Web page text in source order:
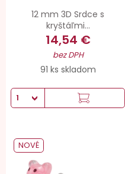
12 mm 3D Srdce s
kryštáľmi...
14,54 €
bez DPH
91 ks skladom
NOVÉ